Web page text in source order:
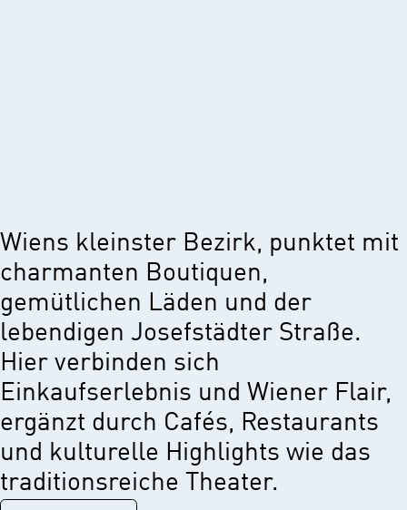
Wiens kleinster Bezirk, punktet mit
charmanten Boutiquen,
gemütlichen Läden und der
lebendigen Josefstädter Straße.
Hier verbinden sich
Einkaufserlebnis und Wiener Flair,
ergänzt durch Cafés, Restaurants
und kulturelle Highlights wie das
traditionsreiche Theater.